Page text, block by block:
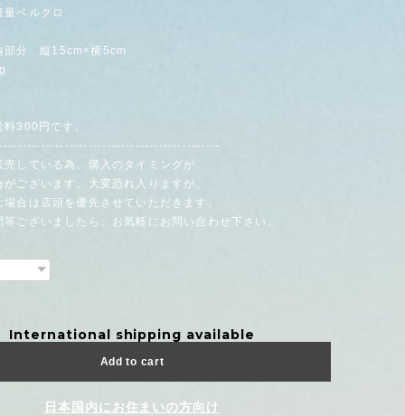
量ベルクロ
部分 縦15cm×横5cm
300円です。
売している為、購入のタイミングが
ございます。大変恐れ入りますが、
合は店頭を優先させていただきます。
等ございましたら、お気軽にお問い合わせ下さい。
International shipping available
Add to cart
日本国内にお住まいの方向け